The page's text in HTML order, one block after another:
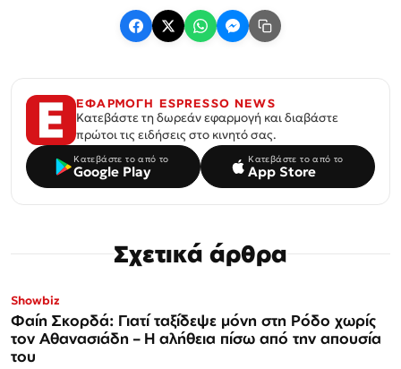
ΕΦΑΡΜΟΓΗ ESPRESSO NEWS
Κατεβάστε τη δωρεάν εφαρμογή και διαβάστε
πρώτοι τις ειδήσεις στο κινητό σας.
Κατεβάστε το από το
Google Play
Κατεβάστε το από το
App Store
Σχετικά άρθρα
Showbiz
Φαίη Σκορδά: Γιατί ταξίδεψε μόνη στη Ρόδο χωρίς
τον Αθανασιάδη – Η αλήθεια πίσω από την απουσία
του